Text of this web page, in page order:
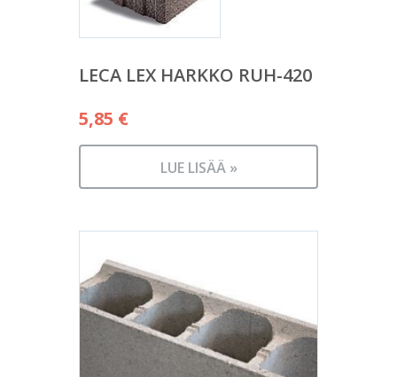
LECA LEX HARKKO RUH-420
5,85 €
LUE LISÄÄ »